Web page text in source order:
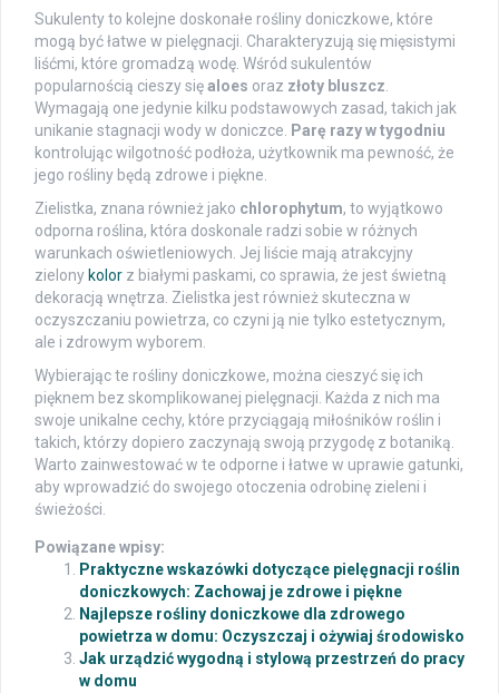
Sukulenty to kolejne doskonałe rośliny doniczkowe, które
mogą być łatwe w pielęgnacji. Charakteryzują się mięsistymi
liśćmi, które gromadzą wodę. Wśród sukulentów
popularnością cieszy sięaloes oraz złoty bluszcz.
Wymagają one jedynie kilku podstawowych zasad, takich jak
unikanie stagnacji wody w doniczce. Parę razy w tygodniu
kontrolując wilgotność podłoża, użytkownik ma pewność, że
jego rośliny będą zdrowe i piękne.
Zielistka, znana również jako chlorophytum, to wyjątkowo
odporna roślina, która doskonale radzi sobie w różnych
warunkach oświetleniowych. Jej liście mają atrakcyjny
zielony kolor z białymi paskami, co sprawia, że jest świetną
dekoracją wnętrza. Zielistka jest również skuteczna w
oczyszczaniu powietrza, co czyni ją nie tylko estetycznym,
ale i zdrowym wyborem.
Wybierając te rośliny doniczkowe, można cieszyć się ich
pięknem bez skomplikowanej pielęgnacji. Każda z nich ma
swoje unikalne cechy, które przyciągają miłośników roślin i
takich, którzy dopiero zaczynają swoją przygodę z botaniką.
Warto zainwestować w te odporne i łatwe w uprawie gatunki,
aby wprowadzić do swojego otoczenia odrobinę zieleni i
świeżości.
Powiązane wpisy:
Praktyczne wskazówki dotyczące pielęgnacji roślin
doniczkowych: Zachowaj je zdrowe i piękne
Najlepsze rośliny doniczkowe dla zdrowego
powietrza w domu: Oczyszczaj i ożywiaj środowisko
Jak urządzić wygodną i stylową przestrzeń do pracy
w domu